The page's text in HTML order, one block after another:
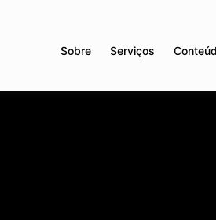
Sobre Serviços